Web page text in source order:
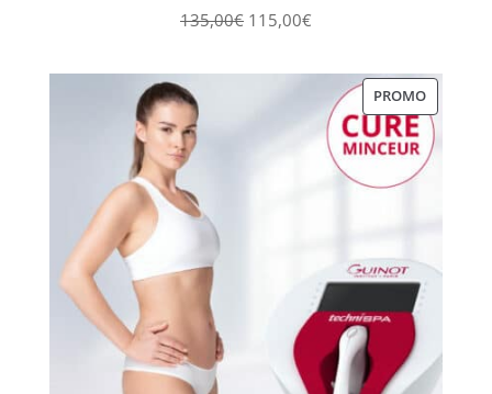
135,00€ Le
initial
135,00€.
115,00€Le
actuel
est :
115,00€.
PROMOPRODUIT
EN